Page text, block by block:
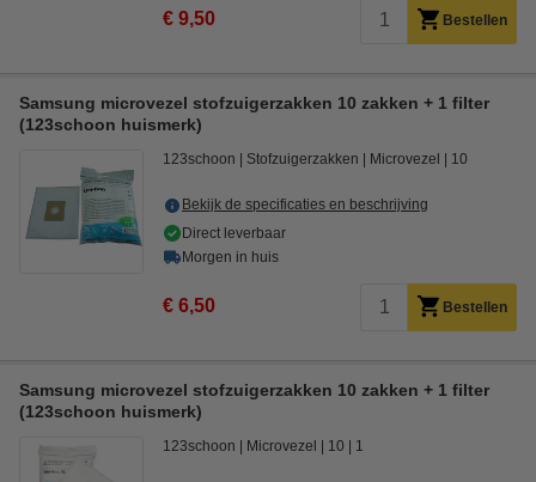
€ 9,50 Bestellen
Samsung microvezel stofzuigerzakken 10 zakken + 1 filter
(123schoon huismerk)
123schoon Stofzuigerzakken Microvezel 10
Bekijk de specificaties en beschrijving
Direct leverbaar
Morgen in huis
€ 6,50 Bestellen
Samsung microvezel stofzuigerzakken 10 zakken + 1 filter
(123schoon huismerk)
123schoon Microvezel 10 1